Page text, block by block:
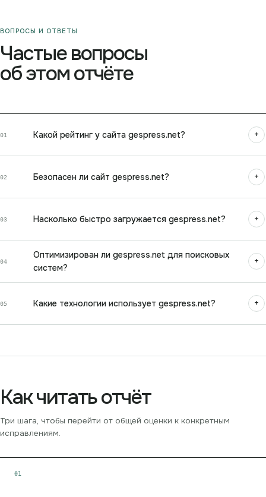
ВОПРОСЫ И ОТВЕТЫ
Частые вопросы
об этом отчёте
01 Какой рейтинг у сайта gespress.net? +
02 Безопасен ли сайт gespress.net? +
03 Насколько быстро загружается gespress.net? +
04
Оптимизирован ли gespress.net для поисковых
систем?
+
05 Какие технологии использует gespress.net? +
Как читать отчёт
Три шага, чтобы перейти от общей оценки к конкретным
исправлениям.
01